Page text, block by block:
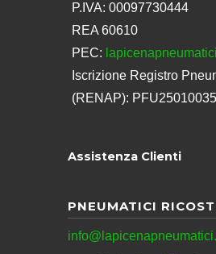
P.IVA: 00097730444
REA 60610
PEC:
Iscrizione Registro
(RENAP):
Assistenza Clienti
PNEUMATICI